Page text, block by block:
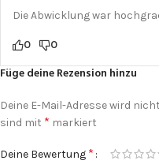
Die Abwicklung war
0 0
Füge deine Rezension hinzu
Deine E-Mail-Adresse wird
sind mit * markiert
Deine Bewertung *